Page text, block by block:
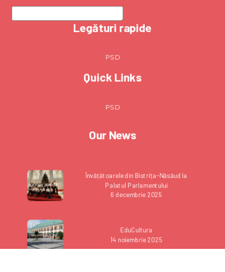
Legături rapide
PSD
Quick Links
PSD
Our News
Învățătoarele din Bistrița-Năsăud la
Palatul Parlamentului
6 decembrie 2025
EduCultura
14 noiembrie 2025